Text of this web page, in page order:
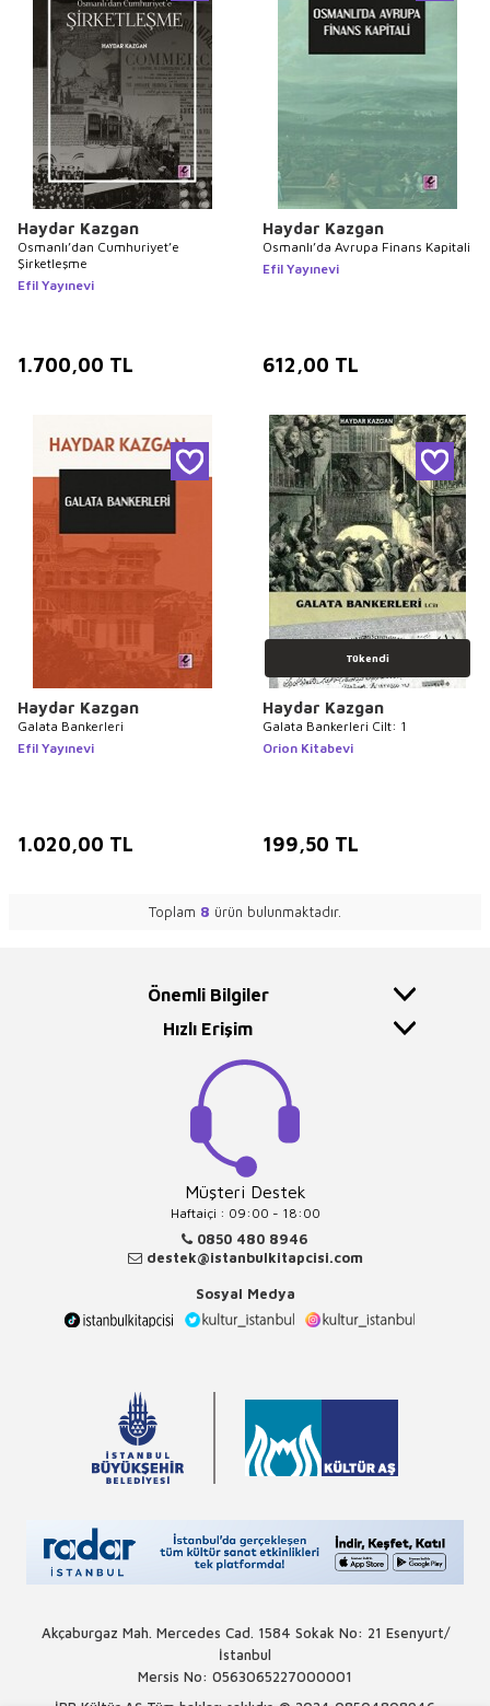
Haydar Kazgan
Osmanlı’dan Cumhuriyet’e
Şirketleşme
Efil Yayınevi
1.700,00 TL
Haydar Kazgan
Osmanlı’da Avrupa Finans Kapitali
Efil Yayınevi
612,00 TL
Haydar Kazgan
Galata Bankerleri
Efil Yayınevi
1.020,00 TL
Tükendi
Haydar Kazgan
Galata Bankerleri Cilt: 1
Orion Kitabevi
199,50 TL
Toplam 8 ürün bulunmaktadır.
Önemli Bilgiler
Hızlı Erişim
Müşteri Destek
Haftaiçi : 09:00 - 18:00
0850 480 8946
destek@istanbulkitapcisi.com
Sosyal Medya
Akçaburgaz Mah. Mercedes Cad. 1584 Sokak No: 21 Esenyurt/
İstanbul
Mersis No: 0563065227000001